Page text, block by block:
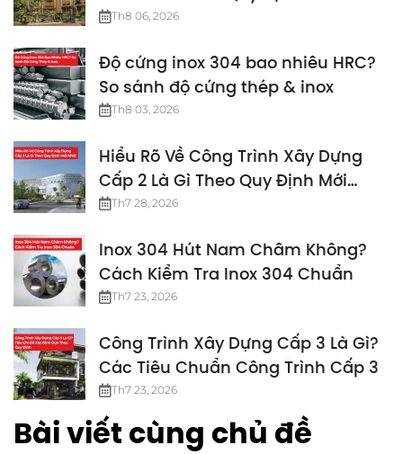
Th8 06, 2026
Độ cứng inox 304 bao nhiêu HRC?
So sánh độ cứng thép & inox
Th8 03, 2026
Hiểu Rõ Về Công Trình Xây Dựng
Cấp 2 Là Gì Theo Quy Định Mới
Nhất
Th7 28, 2026
Inox 304 Hút Nam Châm Không?
Cách Kiểm Tra Inox 304 Chuẩn
Th7 23, 2026
Công Trình Xây Dựng Cấp 3 Là Gì?
Các Tiêu Chuẩn Công Trình Cấp 3
Th7 23, 2026
Bài viết cùng chủ đề